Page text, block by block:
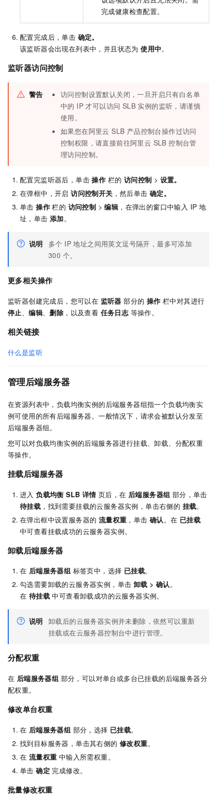
完成健康检查配置。
配置完成后，单击 确定。
该监听器会出现在列表中，并且状态为使用中。
监听器访问控制
警告
访问控制设置默认关闭，一旦开启只有白名单
中的 IP 才可以访问 SLB 实例的监听，请谨慎
使用。
如果您在阿里云 SLB 产品控制台操作过访问
控制权限，请直接前往阿里云 SLB 控制台管
理访问控制。
配置完监听器后，单击操作 栏的 访问控制 > 设置。
在弹框中，开启 访问控制开关 ，然后单击 确定。
单击操作栏的 访问控制 >编辑 ，在弹出的窗口中输入 IP 地
址，单击 添加。
说明
多个 IP 地址之间用英文逗号隔开，最多可添加
300 个。
更多相关操作
监听器创建完成后，您可以在 监听器 部分的 操作栏中对其进行
停止、编辑、删除 ，以及查看 任务日志等操作。
相关链接
什么是监听
管理后端服务器
在资源列表中，负载均衡实例的后端服务器组指一个负载均衡实
例可使用的所有后端服务器。一般情况下，请求会被默认分发至
后端服务器组。
您可以对负载均衡实例的后端服务器进行挂载、卸载、分配权重
等操作。
挂载后端服务器
进入 负载均衡 SLB 详情页后，在 后端服务器组 部分，单击
待挂载 ，找到需要挂载的云服务器实例，单击右侧的 挂载。
在弹出框中设置服务器的 流量权重 ，单击确认 。在 已挂载
中可查看挂载成功的云服务器实例。
卸载后端服务器
在 后端服务器组 标签页中，选择 已挂载。
勾选需要卸载的云服务器实例，单击 卸载 > 确认。
在 待挂载 中可查看卸载成功的云服务器实例。
说明 卸载后的云服务器实例并未删除，依然可以重新
挂载或在云服务器控制台中进行管理。
分配权重
在 后端服务器组 部分，可以对单台或多台已挂载的后端服务器分
配权重。
修改单台权重
在 后端服务器组 部分，选择 已挂载。
找到目标服务器，单击其右侧的 修改权重。
在 流量权重 中输入所需权重。
单击确定 完成修改。
批量修改权重